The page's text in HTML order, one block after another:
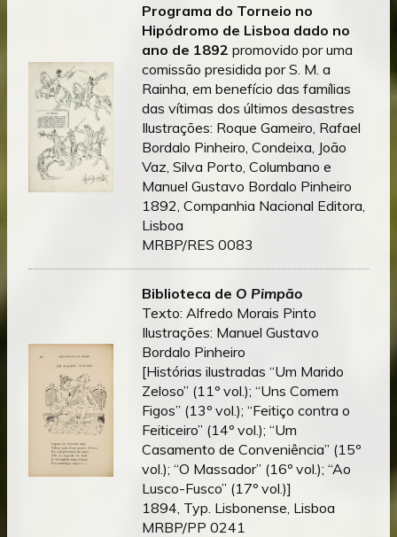
Programa do Torneio no
Hipódromo de Lisboa dado no
ano de 1892 promovido por uma
comissão presidida por S. M. a
Rainha, em benefício das famílias
das vítimas dos últimos desastres
Ilustrações: Roque Gameiro, Rafael
Bordalo Pinheiro, Condeixa, João
Vaz, Silva Porto, Columbano e
Manuel Gustavo Bordalo Pinheiro
1892, Companhia Nacional Editora,
Lisboa
MRBP/RES 0083
Biblioteca de O Pimpão
Texto: Alfredo Morais Pinto
Ilustrações: Manuel Gustavo
Bordalo Pinheiro
[Histórias ilustradas “Um Marido
Zeloso” (11º vol.); “Uns Comem
Figos” (13º vol.); “Feitiço contra o
Feiticeiro” (14º vol.); “Um
Casamento de Conveniência” (15º
vol.); “O Massador” (16º vol.); “Ao
Lusco-Fusco” (17º vol.)]
1894, Typ. Lisbonense, Lisboa
MRBP/PP 0241